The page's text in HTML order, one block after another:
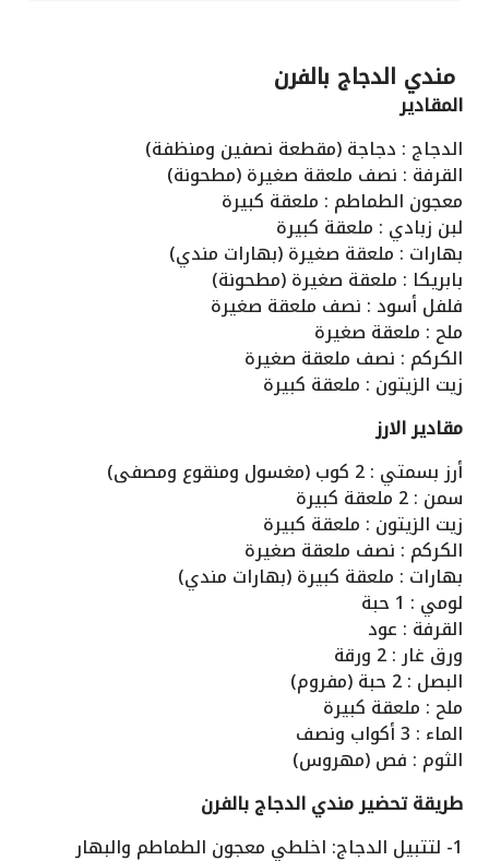
مندي الدجاج بالفرن
المقادير
الدجاج : دجاجة (مقطعة نصفين ومنظفة)
القرفة : نصف ملعقة صغيرة (مطحونة)
معجون الطماطم : ملعقة كبيرة
لبن زبادي : ملعقة كبيرة
بهارات : ملعقة صغيرة (بهارات مندي)
بابريكا : ملعقة صغيرة (مطحونة)
فلفل أسود : نصف ملعقة صغيرة
ملح : ملعقة صغيرة
الكركم : نصف ملعقة صغيرة
زيت الزيتون : ملعقة كبيرة
مقادير الارز
أرز بسمتي : 2 كوب (مغسول ومنقوع ومصفى)
سمن : 2 ملعقة كبيرة
زيت الزيتون : ملعقة كبيرة
الكركم : نصف ملعقة صغيرة
بهارات : ملعقة كبيرة (بهارات مندي)
لومي : 1 حبة
القرفة : عود
ورق غار : 2 ورقة
البصل : 2 حبة (مفروم)
ملح : ملعقة كبيرة
الماء : 3 أكواب ونصف
الثوم : فص (مهروس)
طريقة تحضير مندي الدجاج بالفرن
1- لتتبيل الدجاج: اخلطي معجون الطماطم والبهار